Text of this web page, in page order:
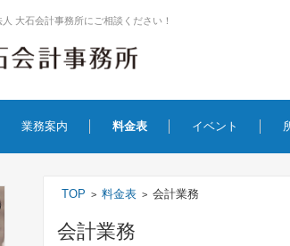
大石会計事務所にご相談ください！
業務案内 料金表 イベント
TOP >料金表 >会計業務
会計業務